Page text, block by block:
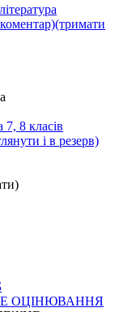
8 класів
і в резерв)
ОЦІНЮВАННЯ